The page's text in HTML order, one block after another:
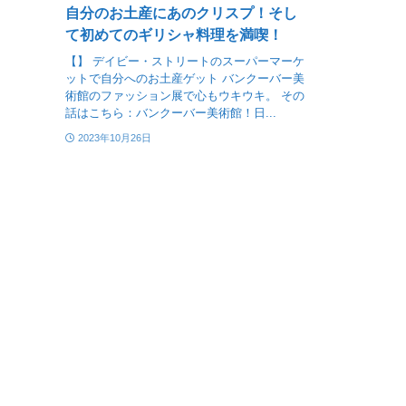
自分のお土産にあのクリスプ！そし
て初めてのギリシャ料理を満喫！
【】 デイビー・ストリートのスーパーマーケ
ットで自分へのお土産ゲット バンクーバー美
術館のファッション展で心もウキウキ。 その
話はこちら：バンクーバー美術館！日...
2023年10月26日